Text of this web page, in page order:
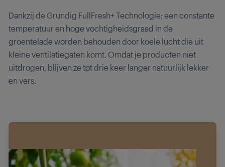
Dankzij de Grundig FullFresh+ Technologie; een constante
temperatuur en hoge vochtigheidsgraad in de
groentelade worden behouden door koele lucht die uit
kleine ventilatiegaten komt. Omdat je producten niet
uitdrogen, blijven ze tot drie keer langer natuurlijk lekker
en vers.